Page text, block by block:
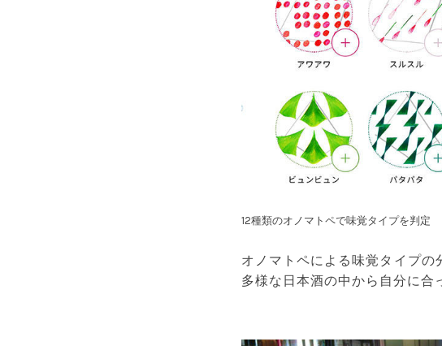
12種類のオノマトペで味覚タイプを判定
オノマトペによる味覚タイプ
多様な日本酒の中から自分に合